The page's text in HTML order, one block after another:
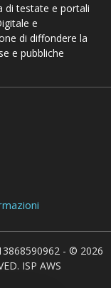
di testate e portali
e
di diffondere la
e pubbliche
- © 2026
ISP AWS